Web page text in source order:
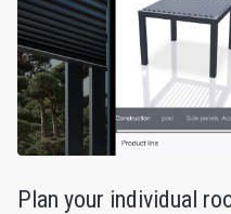
Plan your individual